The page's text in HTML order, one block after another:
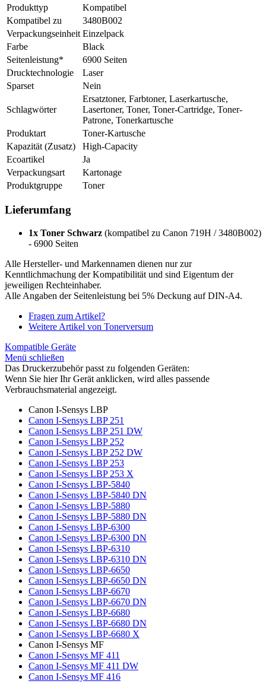
Produkttyp
Kompatibel
Kompatibel zu
3480B002
Verpackungseinheit Einzelpack
Farbe
Black
Seitenleistung*
6900 Seiten
Drucktechnologie
Laser
Sparset
Nein
Schlagwörter
Ersatztoner, Farbtoner, Laserkartusche,
Lasertoner, Toner, Toner-Cartridge, Toner-
Patrone, Tonerkartusche
Produktart
Toner-Kartusche
Kapazität (Zusatz)
High-Capacity
Ecoartikel
Ja
Verpackungsart
Kartonage
Produktgruppe
Toner
Lieferumfang
1x Toner Schwarz (kompatibel zu Canon 719H / 3480B002)
- 6900 Seiten
Alle Hersteller- und Markennamen dienen nur zur
Kenntlichmachung der Kompatibilität und sind Eigentum der
jeweiligen Rechteinhaber.
Alle Angaben der Seitenleistung bei 5% Deckung auf DIN-A4.
Fragen zum Artikel?
Weitere Artikel von Tonerversum
Kompatible Geräte
Menü schließen
Das Druckerzubehör passt zu folgenden Geräten:
Wenn Sie hier Ihr Gerät anklicken, wird alles passende
Verbrauchsmaterial angezeigt.
Canon I-Sensys LBP
Canon I-Sensys LBP 251
Canon I-Sensys LBP 251 DW
Canon I-Sensys LBP 252
Canon I-Sensys LBP 252 DW
Canon I-Sensys LBP 253
Canon I-Sensys LBP 253 X
Canon I-Sensys LBP-5840
Canon I-Sensys LBP-5840 DN
Canon I-Sensys LBP-5880
Canon I-Sensys LBP-5880 DN
Canon I-Sensys LBP-6300
Canon I-Sensys LBP-6300 DN
Canon I-Sensys LBP-6310
Canon I-Sensys LBP-6310 DN
Canon I-Sensys LBP-6650
Canon I-Sensys LBP-6650 DN
Canon I-Sensys LBP-6670
Canon I-Sensys LBP-6670 DN
Canon I-Sensys LBP-6680
Canon I-Sensys LBP-6680 DN
Canon I-Sensys LBP-6680 X
Canon I-Sensys MF
Canon I-Sensys MF 411
Canon I-Sensys MF 411 DW
Canon I-Sensys MF 416